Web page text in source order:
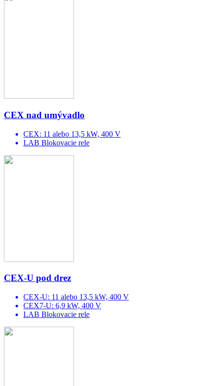
CEX nad umývadlo
CEX: 11 alebo 13,5 kW, 400 V
LAB Blokovacie rele
CEX-U pod drez
CEX-U: 11 alebo 13,5 kW, 400 V
CEX7-U: 6,9 kW, 400 V
LAB Blokovacie rele